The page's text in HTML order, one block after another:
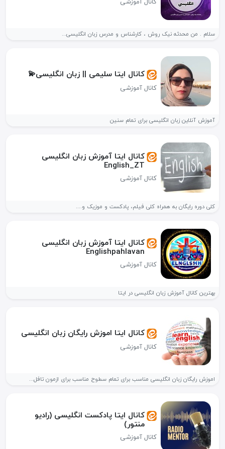
سلام . من محدثه نیک روش ، کارشناس و مدرس زبان انگلیسی...
کانال ایتا سلیمی || زبان انگلیسی💫
کانال آموزشی
آموزش آنلاین زبان انگلیسی برای تمام سنین
کانال ایتا آموزش زبان انگلیسی
English_ZT
کانال آموزشی
کلی دوره رایگان به همراه کلی فیلم، پادکست و موزیک و....
کانال ایتا آموزش زبان انگلیسی
Englishpahlavan
کانال آموزشی
بهترین کانال آموزش زبان انگلیسی در ایتا
کانال ایتا اموزش رایگان زبان انگلیسی
کانال آموزشی
اموزش رایگان زبان انگلیسی مناسب برای تمام سطوح مناسب برای ازمون تافل...
کانال ایتا پادکست انگلیسی (رادیو
منتور)
کانال آموزشی